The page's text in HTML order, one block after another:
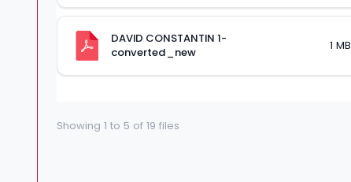
DAVID CONSTANTIN 1-
converted_new
1 MB
Showing 1 to 5 of 19 files